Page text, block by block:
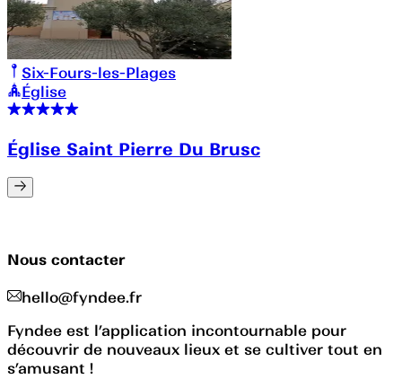
Six-Fours-les-Plages
Église
Église Saint Pierre Du Brusc
Nous contacter
hello@fyndee.fr
Fyndee est l’application incontournable pour
découvrir de nouveaux lieux et se cultiver tout en
s’amusant !